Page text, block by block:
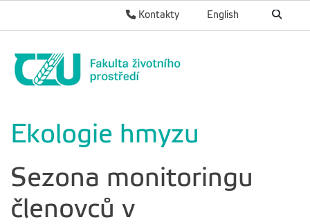
English
Kontakty
Ekologie hmyzu
Sezona monitoringu
členovců v